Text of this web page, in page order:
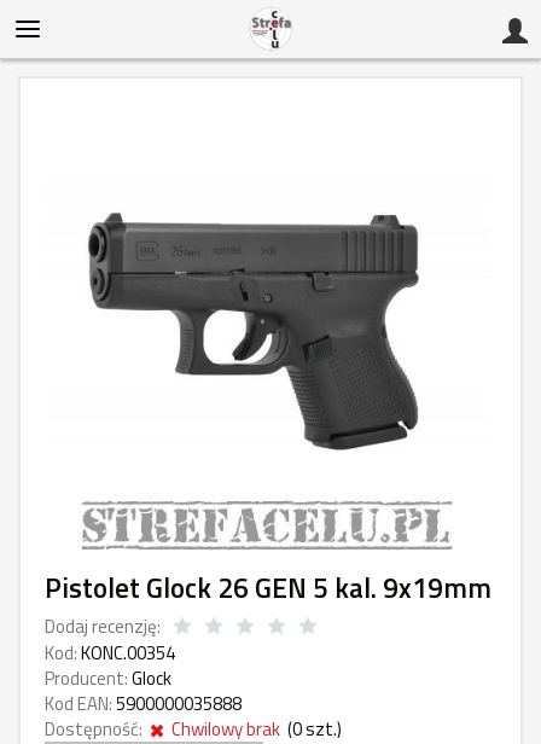
Pistolet Glock 26 GEN 5 kal. 9x19mm
Dodaj recenzję:
Kod:KONC.00354
Producent:Glock
Kod EAN:5900000035888
Dostępność:
Chwilowy brak (0szt.)